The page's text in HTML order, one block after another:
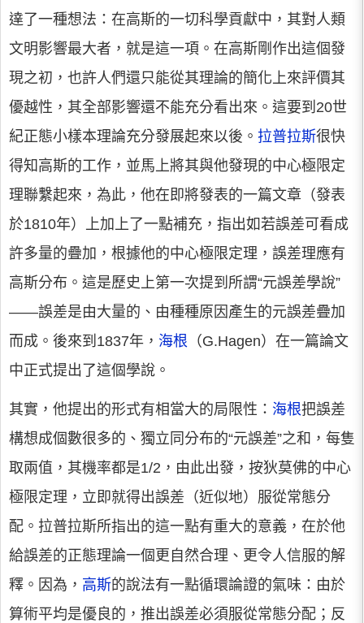
達了一種想法：在高斯的一切科學貢獻中，其對人類
文明影響最大者，就是這一項。在高斯剛作出這個發
現之初，也許人們還只能從其理論的簡化上來評價其
優越性，其全部影響還不能充分看出來。這要到20世
紀正態小樣本理論充分發展起來以後。 拉普拉斯很快
得知高斯的工作，並馬上將其與他發現的中心極限定
理聯繫起來，為此，他在即將發表的一篇文章（發表
於1810年）上加上了一點補充，指出如若誤差可看成
許多量的疊加，根據他的中心極限定理，誤差理應有
高斯分布。這是歷史上第一次提到所謂“元誤差學說”
——誤差是由大量的、由種種原因產生的元誤差疊加
而成。後來到1837年， 海根 （G.Hagen）在一篇論文
中正式提出了這個學說。
其實，他提出的形式有相當大的局限性： 海根把誤差
構想成個數很多的、獨立同分布的“元誤差”之和，每隻
取兩值，其機率都是1/2，由此出發，按狄莫佛的中心
極限定理，立即就得出誤差（近似地）服從常態分
配。拉普拉斯所指出的這一點有重大的意義，在於他
給誤差的正態理論一個更自然合理、更令人信服的解
釋。因為， 高斯的說法有一點循環論證的氣味：由於
算術平均是優良的，推出誤差必須服從常態分配；反